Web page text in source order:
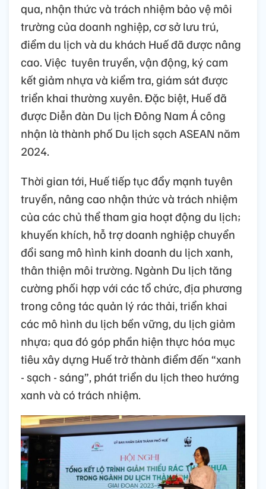
qua, nhận thức và trách nhiệm bảo vệ môi
trường của doanh nghiệp, cơ sở lưu trú,
điểm du lịch và du khách Huế đã được nâng
cao. Việc tuyên truyền, vận động, ký cam
kết giảm nhựa và kiểm tra, giám sát được
triển khai thường xuyên. Đặc biệt, Huế đã
được Diễn đàn Du lịch Đông Nam Á công
nhận là thành phố Du lịch sạch ASEAN năm
2024.
Thời gian tới, Huế tiếp tục đẩy mạnh tuyên
truyền, nâng cao nhận thức và trách nhiệm
của các chủ thể tham gia hoạt động du lịch;
khuyến khích, hỗ trợ doanh nghiệp chuyển
đổi sang mô hình kinh doanh du lịch xanh,
thân thiện môi trường. Ngành Du lịch tăng
cường phối hợp với các tổ chức, địa phương
trong công tác quản lý rác thải, triển khai
các mô hình du lịch bền vững, du lịch giảm
nhựa; qua đó góp phần hiện thực hóa mục
tiêu xây dựng Huế trở thành điểm đến “xanh
- sạch - sáng”, phát triển du lịch theo hướng
xanh và có trách nhiệm.